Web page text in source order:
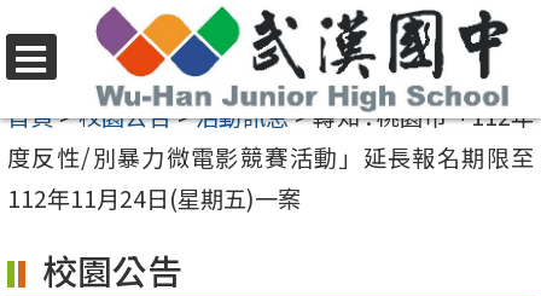
至
要
內
區
選
單
首頁>校園公告>活動訊息>轉知 : 桃園市「112年
度反性/別暴力微電影競賽活動」延長報名期限至
112年11月24日(星期五)一案
校園公告